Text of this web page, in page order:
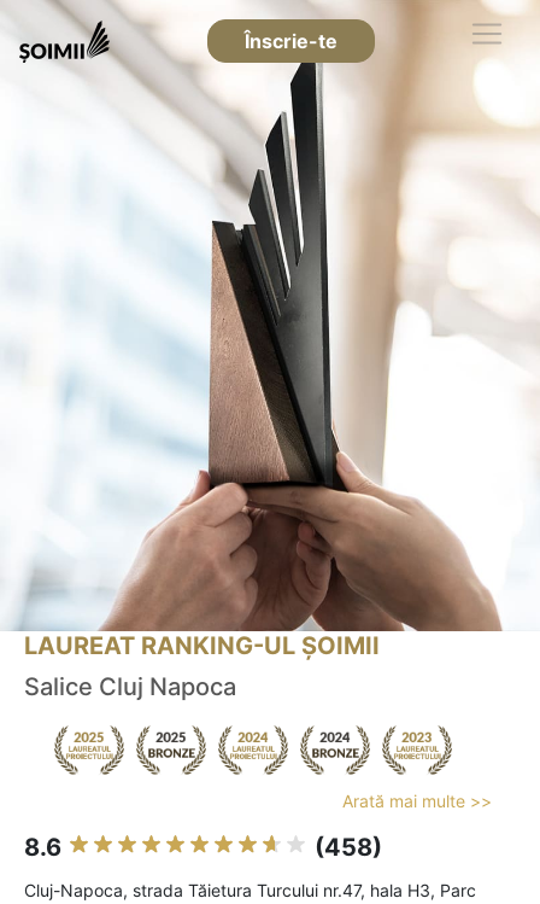
Înscrie-te
LAUREAT RANKING-UL ȘOIMII
Salice Cluj Napoca
Arată mai multe >>
8.6 (458)
Cluj-Napoca, strada Tăietura Turcului nr.47, hala H3, Parc